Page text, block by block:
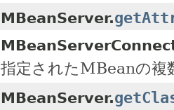
MBeanServer.
指定されたMBeanの複
MBeanServer.